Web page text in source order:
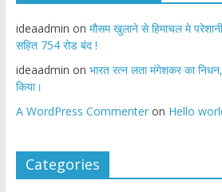
ideaadmin on मौसम खुलाने से हिमाचल मे परेशानी
सहित 754 रोड बंद !
ideaadmin on भारत रत्न लता मंगेशकर का
किया।
A WordPress Commenteron Hello
Categories